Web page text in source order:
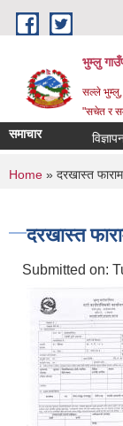
Skip to main content
भुम्लु
सल्ले भुम्लु,
"सचेत र
समाचार
You are
Home » दरखास्त फाराम
दरखास्त
Submitted on: